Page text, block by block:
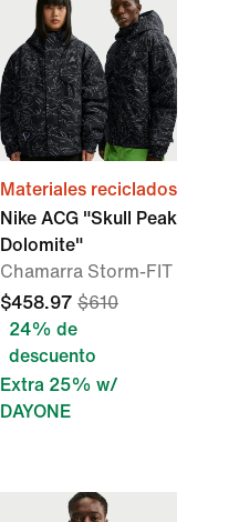
Materiales reciclados
Nike ACG "Skull Peak
Dolomite"
Chamarra Storm-FIT
$458.97 $610
24% de
descuento
Extra 25% w/
DAYONE